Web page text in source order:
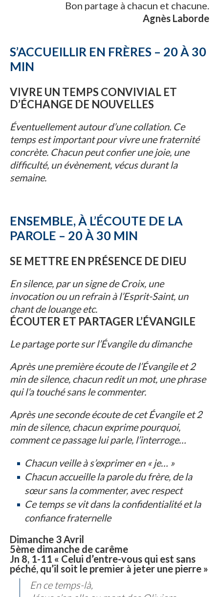
Bon partage à chacun et chacune.
Agnès Laborde
S’ACCUEILLIR EN FRÈRES – 20 À 30
MIN
VIVRE UN TEMPS CONVIVIAL ET
D’ÉCHANGE DE NOUVELLES
Éventuellement autour d’une collation. Ce
temps est important pour vivre une fraternité
concrète. Chacun peut confier une joie, une
difficulté, un évènement, vécus durant la
semaine.
ENSEMBLE, À L’ÉCOUTE DE LA
PAROLE – 20 À 30 MIN
SE METTRE EN PRÉSENCE DE DIEU
En silence, par un signe de Croix, une
invocation ou un refrain à l’Esprit-Saint, un
chant de louange etc.
ÉCOUTER ET PARTAGER L’ÉVANGILE
Le partage porte sur l’Évangile du dimanche
Après une première écoute de l’Évangile et 2
min de silence, chacun redit un mot, une phrase
qui l’a touché sans le commenter.
Après une seconde écoute de cet Évangile et 2
min de silence, chacun exprime pourquoi,
comment ce passage lui parle, l’interroge…
Chacun veille à s’exprimer en « je… »
Chacun accueille la parole du frère, de la
sœur sans la commenter, avec respect
Ce temps se vit dans la confidentialité et la
confiance fraternelle
Dimanche 3 Avril
5ème dimanche de carême
Jn 8, 1-11 « Celui d’entre-vous qui est sans
péché, qu’il soit le premier à jeter une pierre »
En ce temps-là,